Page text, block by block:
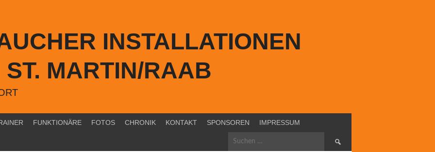
INSTALLATIONEN
ST. MARTIN/RAAB
FUNKTIONÄRE FOTOS CHRONIK KONTAKT SPONSOREN
IMPRESSUM
Suchen